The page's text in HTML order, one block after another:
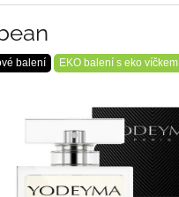
balení EKO balení s eko víčkem